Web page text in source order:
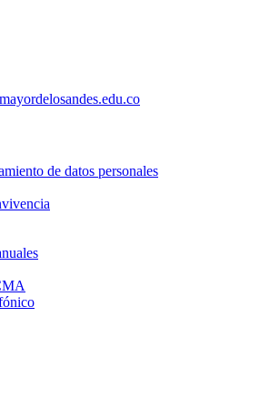
de datos personales